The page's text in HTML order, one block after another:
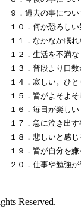
９．過去の事につ
１０．何か恐ろし
１１．なかなか眠
１２．生活を不満
１３．普段より口
１４．寂しい。ひ
１５．皆がよそよ
１６．毎日が楽しい
１７．急に泣き出
１８．悲しいと感じ
１９．皆が自分を
２０．仕事や勉強
Reserved.